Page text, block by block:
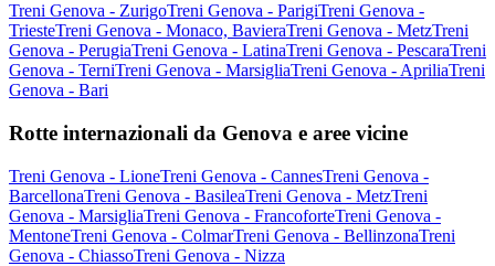
Treni Genova - ZurigoTreni Genova - ParigiTreni Genova -
TriesteTreni Genova - Monaco, BavieraTreni Genova - MetzTreni
Genova - PerugiaTreni Genova - LatinaTreni Genova - PescaraTreni
Genova - TerniTreni Genova - MarsigliaTreni Genova - ApriliaTreni
Genova - Bari
Rotte internazionali da Genova e aree vicine
Treni Genova - LioneTreni Genova - CannesTreni Genova -
BarcellonaTreni Genova - BasileaTreni Genova - MetzTreni
Genova - MarsigliaTreni Genova - FrancoforteTreni Genova -
MentoneTreni Genova - ColmarTreni Genova - BellinzonaTreni
Genova - ChiassoTreni Genova - Nizza